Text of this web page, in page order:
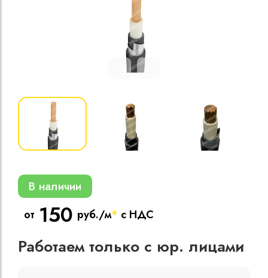
В наличии
от 150 руб./м* с НДС
Работаем только с юр. лицами